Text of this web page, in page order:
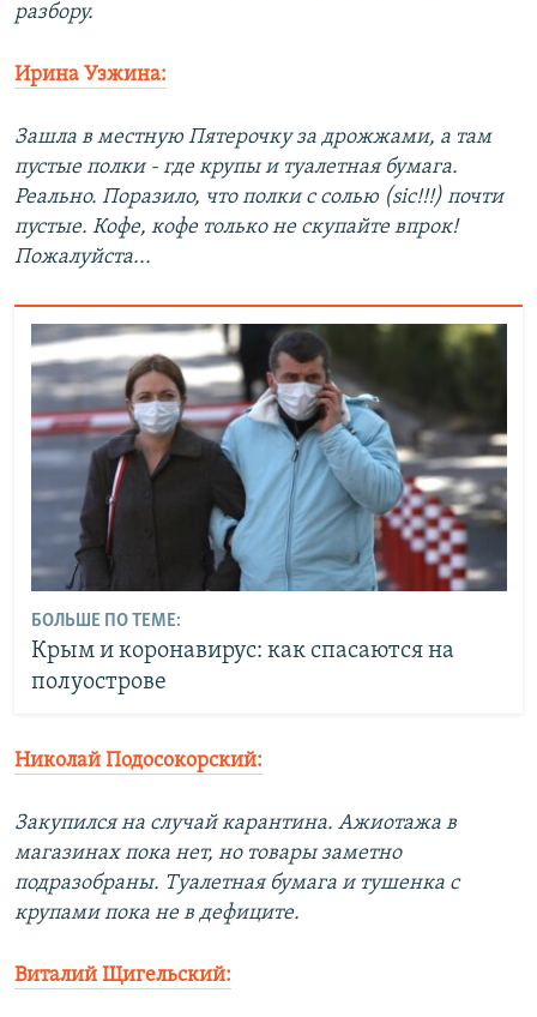
разбору.
Ирина Узжина:
Зашла в местную Пятерочку за дрожжами, а там
пустые полки - где крупы и туалетная бумага.
Реально. Поразило, что полки с солью (sic!!!) почти
пустые. Кофе, кофе только не скупайте впрок!
Пожалуйста...
БОЛЬШЕ ПО ТЕМЕ:
Крым и коронавирус: как спасаются на
полуострове
Николай Подосокорский:
Закупился на случай карантина. Ажиотажа в
магазинах пока нет, но товары заметно
подразобраны. Туалетная бумага и тушенка с
крупами пока не в дефиците.
Виталий Щигельский: